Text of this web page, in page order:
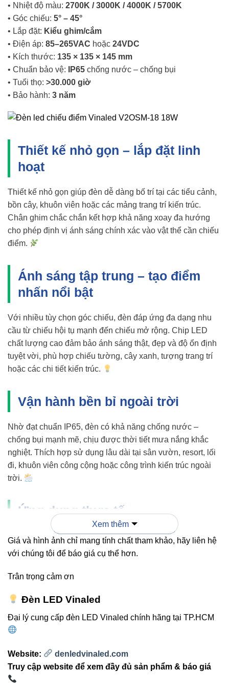
• Nhiệt độ màu: 2700K / 3000K / 4000K / 5700K
• Góc chiếu: 5° – 45°
• Lắp đặt: Kiểu ghim/cắm
• Điện áp: 85–265VAC hoặc 24VDC
• Kích thước: 135 × 135 × 145 mm
• Chuẩn bảo vệ:
IP65 chống nước – chống bụi
• Tuổi thọ: >30.000 giờ
• Bảo hành: 3 năm
Thiết kế nhỏ gọn – lắp đặt linh
hoạt
Thiết kế nhỏ gọn giúp đèn dễ dàng bố trí tại các tiểu cảnh,
bồn cây, khuôn viên hoặc các mảng trang trí kiến trúc.
Chân ghim chắc chắn kết hợp khả năng xoay đa hướng
cho phép định vị ánh sáng chính xác vào vật thể cần chiếu
điểm.
Ánh sáng tập trung – tạo điểm
nhấn nổi bật
Với nhiều tùy chọn góc chiếu, đèn đáp ứng đa dạng nhu
cầu từ chiếu hội tụ mạnh đến chiếu mở rộng. Chip LED
chất lượng cao đảm bảo ánh sáng thật, đẹp và độ ổn định
tuyệt vời, phù hợp chiếu tường, cây xanh, tượng trang trí
hoặc các chi tiết kiến trúc.
Vận hành bền bỉ ngoài trời
Nhờ đạt chuẩn IP65, đèn có khả năng chống nước –
chống bụi mạnh mẽ, chịu được thời tiết mưa nắng khắc
nghiệt. Thích hợp sử dụng lâu dài tại sân vườn, resort, lối
đi, khuôn viên công cộng hoặc công trình kiến trúc ngoài
trời.
Ứng dụng thực tế
Chiếu cây, tiểu cảnh, hòn non bộ
Chiếu điểm tượng, phù điêu, mảng tường
Chiếu sáng lối đi, sân vườn
Đèn led chiếu điểm Vinaled V2OSM-18 18W mang lại
hiệu suất mạnh mẽ, thiết kế linh hoạt và độ bền cao. Đây là
Xem thêm
Giá và hình ảnh chỉ mang tính chất tham khảo, hãy liên hệ
với chúng tôi để báo giá cụ thể hơn.
Trân trọng cảm ơn
Đèn LED Vinaled
Đại lý cung cấp đèn LED Vinaled chính hãng tại TP.HCM
Website:
denledvinaled.com
Truy cập website để xem đầy đủ sản phẩm & báo giá